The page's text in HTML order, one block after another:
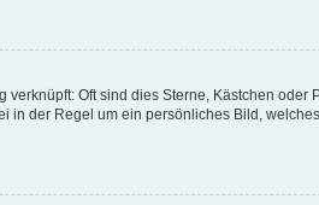
Oft sind dies Sterne, Kästchen oder
in der Regel um ein persönliches Bild,